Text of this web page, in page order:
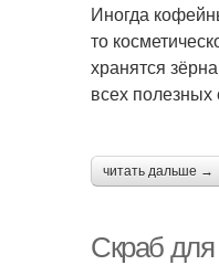
Иногда
то
хранятся
всех полезных
читать дальше →
Скраб